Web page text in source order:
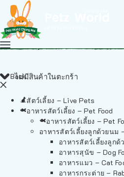
ไม่มีสินค้าในตะกร้า
Back
สัตว์เลี้ยง – Live Pets
อาหารสัตว์เลี้ยง – Pet Food
อาหารสัตว์เลี้ยง – Pet
อาหารสัตว์เลี้ยงลูกด้วยนม
อาหารสัตว์เลี้ยงลูกด้
อาหารสุนัข – Dog
อาหารแมว – Cat
อาหารกระต่าย –